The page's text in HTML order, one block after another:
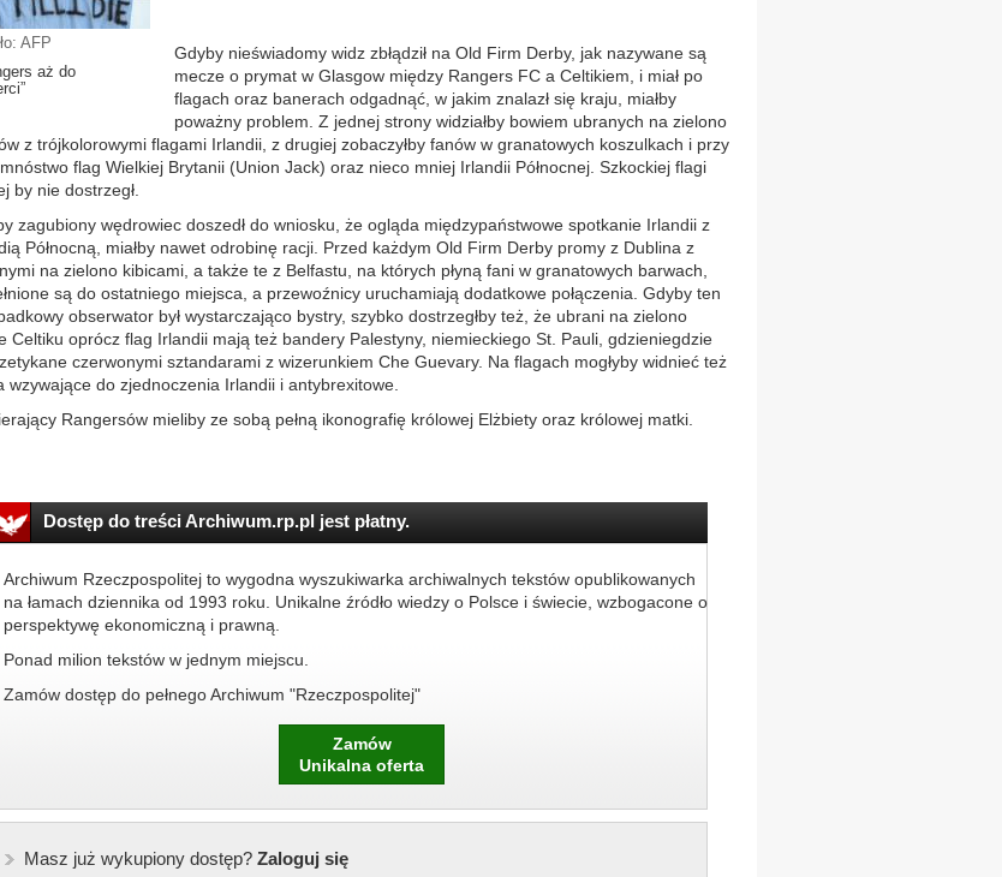
AFP
aż do
Gdyby nieświadomy widz zbłądził na Old Firm Derby, jak nazywane są
mecze o prymat w Glasgow między Rangers FC a Celtikiem, i miał po
flagach oraz banerach odgadnąć, w jakim znalazł się kraju, miałby
poważny problem. Z jednej strony widziałby bowiem ubranych na zielono
z trójkolorowymi flagami Irlandii, z drugiej zobaczyłby fanów w granatowych koszulkach i przy
flag Wielkiej Brytanii (Union Jack) oraz nieco mniej Irlandii Północnej. Szkockiej flagi
by nie dostrzegł.
zagubiony wędrowiec doszedł do wniosku, że ogląda międzypaństwowe spotkanie Irlandii z
Północną, miałby nawet odrobinę racji. Przed każdym Old Firm Derby promy z Dublina z
na zielono kibicami, a także te z Belfastu, na których płyną fani w granatowych barwach,
są do ostatniego miejsca, a przewoźnicy uruchamiają dodatkowe połączenia. Gdyby ten
obserwator był wystarczająco bystry, szybko dostrzegłby też, że ubrani na zielono
Celtiku oprócz flag Irlandii mają też bandery Palestyny, niemieckiego St. Pauli, gdzieniegdzie
czerwonymi sztandarami z wizerunkiem Che Guevary. Na flagach mogłyby widnieć też
wzywające do zjednoczenia Irlandii i antybrexitowe.
Rangersów mieliby ze sobą pełną ikonografię królowej Elżbiety oraz królowej matki.
Dostęp do treści Archiwum.rp.pl jest płatny.
Archiwum Rzeczpospolitej to wygodna wyszukiwarka archiwalnych tekstów opublikowanych
na łamach dziennika od 1993 roku. Unikalne źródło wiedzy o Polsce i świecie, wzbogacone o
perspektywę ekonomiczną i prawną.
Ponad milion tekstów w jednym miejscu.
Zamów dostęp do pełnego Archiwum "Rzeczpospolitej"
Zamów
Unikalna oferta
Masz już wykupiony dostęp?Zaloguj się